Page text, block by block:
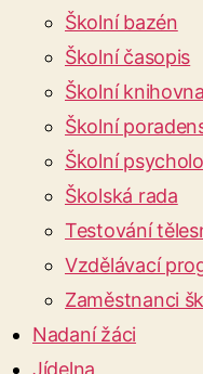
Školní bazén
Školní časopis
Školní knihovna
Školní
Školní
Školská rada
Testování
Vzdělávací
Zaměstnanci
Nadaní žáci
Jídelna